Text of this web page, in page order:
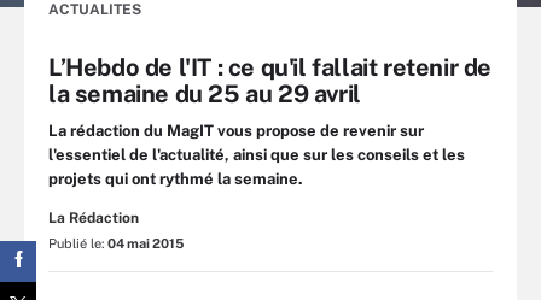
ACTUALITES
L’Hebdo de l'IT : ce qu'il fallait retenir de
la semaine du 25 au 29 avril
La rédaction du MagIT vous propose de revenir sur
l'essentiel de l'actualité, ainsi que sur les conseils et les
projets qui ont rythmé la semaine.
La Rédaction
Publié le: 04 mai 2015